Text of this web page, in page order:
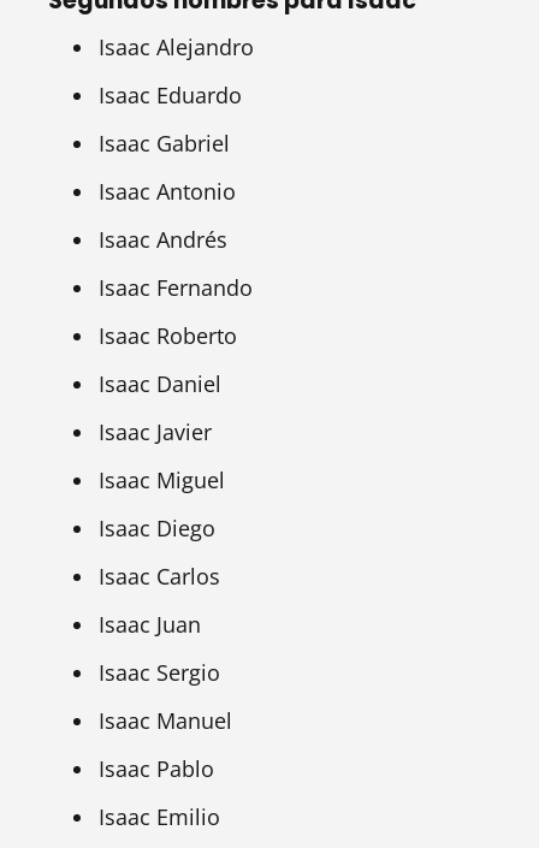
Isaac Alejandro
Isaac Eduardo
Isaac Gabriel
Isaac Antonio
Isaac Andrés
Isaac Fernando
Isaac Roberto
Isaac Daniel
Isaac Javier
Isaac Miguel
Isaac Diego
Isaac Carlos
Isaac Juan
Isaac Sergio
Isaac Manuel
Isaac Pablo
Isaac Emilio